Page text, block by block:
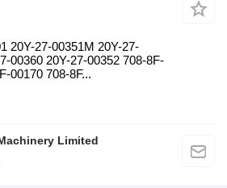
20Y-27-00351M 20Y-27-
00360 20Y-27-00352 708-8F-
00170 708-8F...
Limited